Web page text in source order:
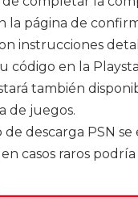
la página de
instrucciones
código en la
también
de juegos.
de descarga PSN
casos raros